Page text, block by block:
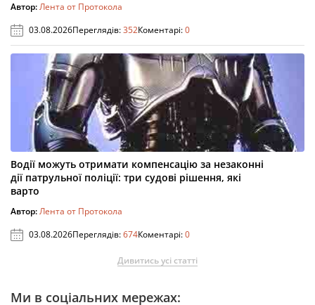
Автор:Лента от Протокола
03.08.2026Переглядів:352Коментарі:0
Водії можуть отримати компенсацію за незаконні
дії патрульної поліції: три судові рішення, які
варто
Автор:Лента от Протокола
03.08.2026Переглядів:674Коментарі:0
Дивитись усі статті
Ми в соціальних мережах: